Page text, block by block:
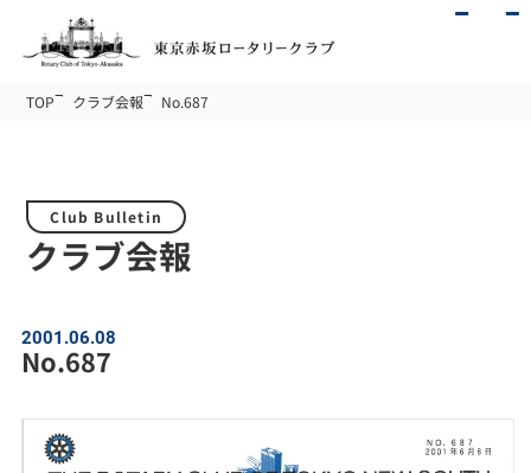
TOP クラブ会報 No.687
Club Bulletin
クラブ会報
2001.06.08
No.687